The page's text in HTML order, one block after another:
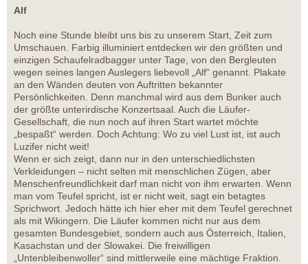
Alf
Noch eine Stunde bleibt uns bis zu unserem Start, Zeit zum
Umschauen. Farbig illuminiert entdecken wir den größten und
einzigen Schaufelradbagger unter Tage, von den Bergleuten
wegen seines langen Auslegers liebevoll „Alf“ genannt. Plakate
an den Wänden deuten von Auftritten bekannter
Persönlichkeiten. Denn manchmal wird aus dem Bunker auch
der größte unterirdische Konzertsaal. Auch die Läufer-
Gesellschaft, die nun noch auf ihren Start wartet möchte
„bespaßt“ werden. Doch Achtung: Wo zu viel Lust ist, ist auch
Luzifer nicht weit!
Wenn er sich zeigt, dann nur in den unterschiedlichsten
Verkleidungen – nicht selten mit menschlichen Zügen, aber
Menschenfreundlichkeit darf man nicht von ihm erwarten. Wenn
man vom Teufel spricht, ist er nicht weit, sagt ein betagtes
Sprichwort. Jedoch hätte ich hier eher mit dem Teufel gerechnet
als mit Wikingern. Die Läufer kommen nicht nur aus dem
gesamten Bundesgebiet, sondern auch aus Österreich, Italien,
Kasachstan und der Slowakei. Die freiwilligen
„Untenbleibenwoller“ sind mittlerweile eine mächtige Fraktion.